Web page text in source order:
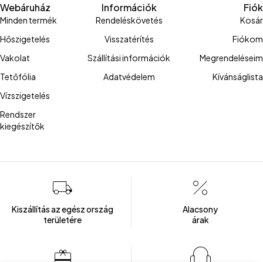
Webáruház
Minden termék
Hőszigetelés
Vakolat
Tetőfólia
Vízszigetelés
Rendszer
kiegészítők
Információk
Rendeléskövetés
Visszatérítés
Szállítási információk
Adatvédelem
Fiók
Kosár
Fiókom
Megrendeléseim
Kívánságlista
Kiszállítás az egész ország
területére
Alacsony
árak